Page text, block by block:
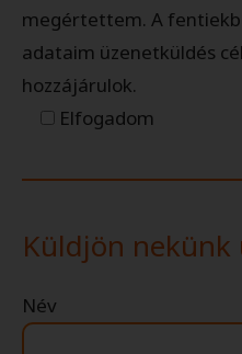
megértettem. A
adataim üzenetküldés
hozzájárulok.
Elfogadom
Küldjön nekünk
Név